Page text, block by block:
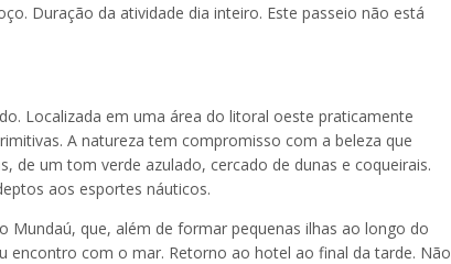
Duração da atividade dia inteiro. Este passeio não está
Localizada em uma área do litoral oeste praticamente
A natureza tem compromisso com a beleza que
de um tom verde azulado, cercado de dunas e coqueirais.
aos esportes náuticos.
Mundaú, que, além de formar pequenas ilhas ao longo do
encontro com o mar. Retorno ao hotel ao final da tarde. Não